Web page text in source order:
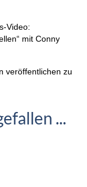
Video:
mit Conny
veröffentlichen zu
...